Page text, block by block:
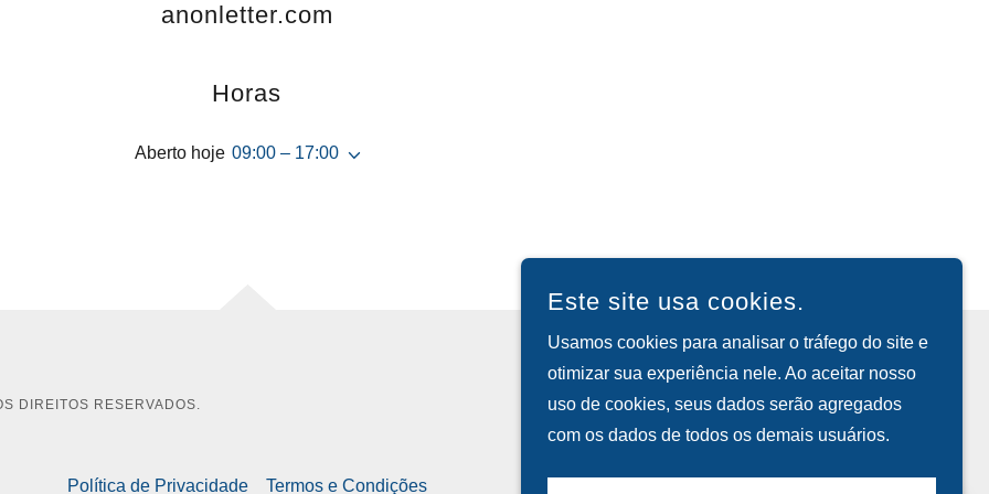
anonletter.com
Horas
Aberto hoje 09:00 – 17:00
DIREITOS RESERVADOS.
Política de Privacidade Termos e Condições
Este site usa cookies.
Usamos cookies para analisar o tráfego do site e
otimizar sua experiência nele. Ao aceitar nosso
uso de cookies, seus dados serão agregados
com os dados de todos os demais usuários.